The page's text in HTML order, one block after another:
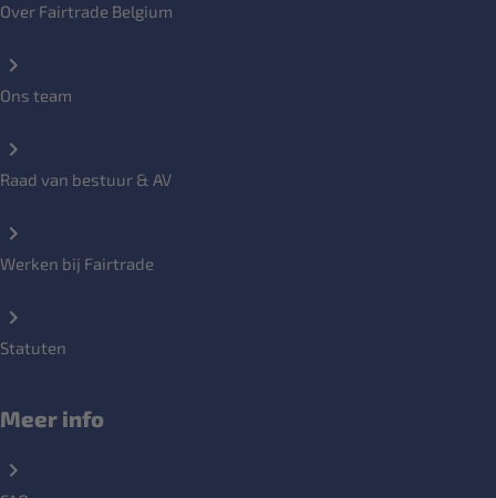
Over Fairtrade Belgium
Ons team
Raad van bestuur & AV
Werken bij Fairtrade
Statuten
Meer info